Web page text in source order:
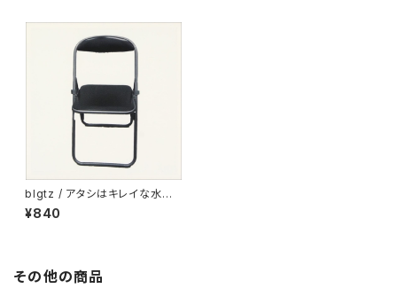
blgtz / アタシはキレイな水滴
のfilmｳﾌﾌ (CD)
¥840
その他の商品